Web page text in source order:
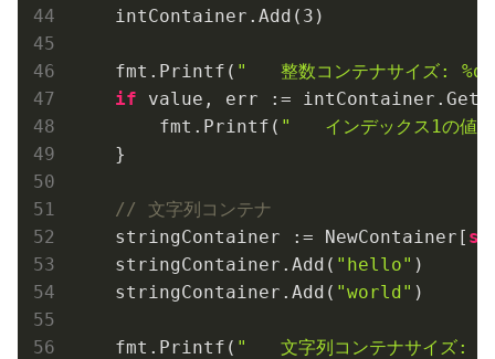
    intContainer.Add(
3 )
    fmt.Printf(
"   整数コンテナサイズ:
if value, err := intContainer.Get(
        fmt.Printf(
"   インデックス1の値
    }
// 文字列コンテナ
    stringContainer := NewContainer[
    stringContainer.Add(
"hello" )
    stringContainer.Add(
"world" )
    fmt.Printf(
"   文字列コンテナサイズ: